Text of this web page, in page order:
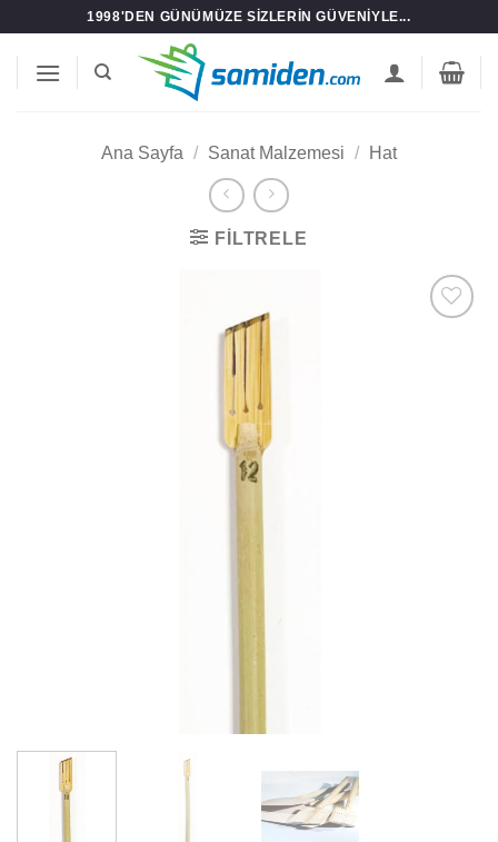
1998'DEN GÜNÜMÜZE SIZLERIN GÜVENIYLE...
Ana Sayfa / Sanat Malzemesi / Hat
FILTRELE